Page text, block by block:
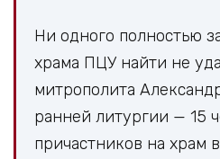
Ни одного полностью
храма ПЦУ найти не
митрополита
ранней литургии — 15
причастников на храм